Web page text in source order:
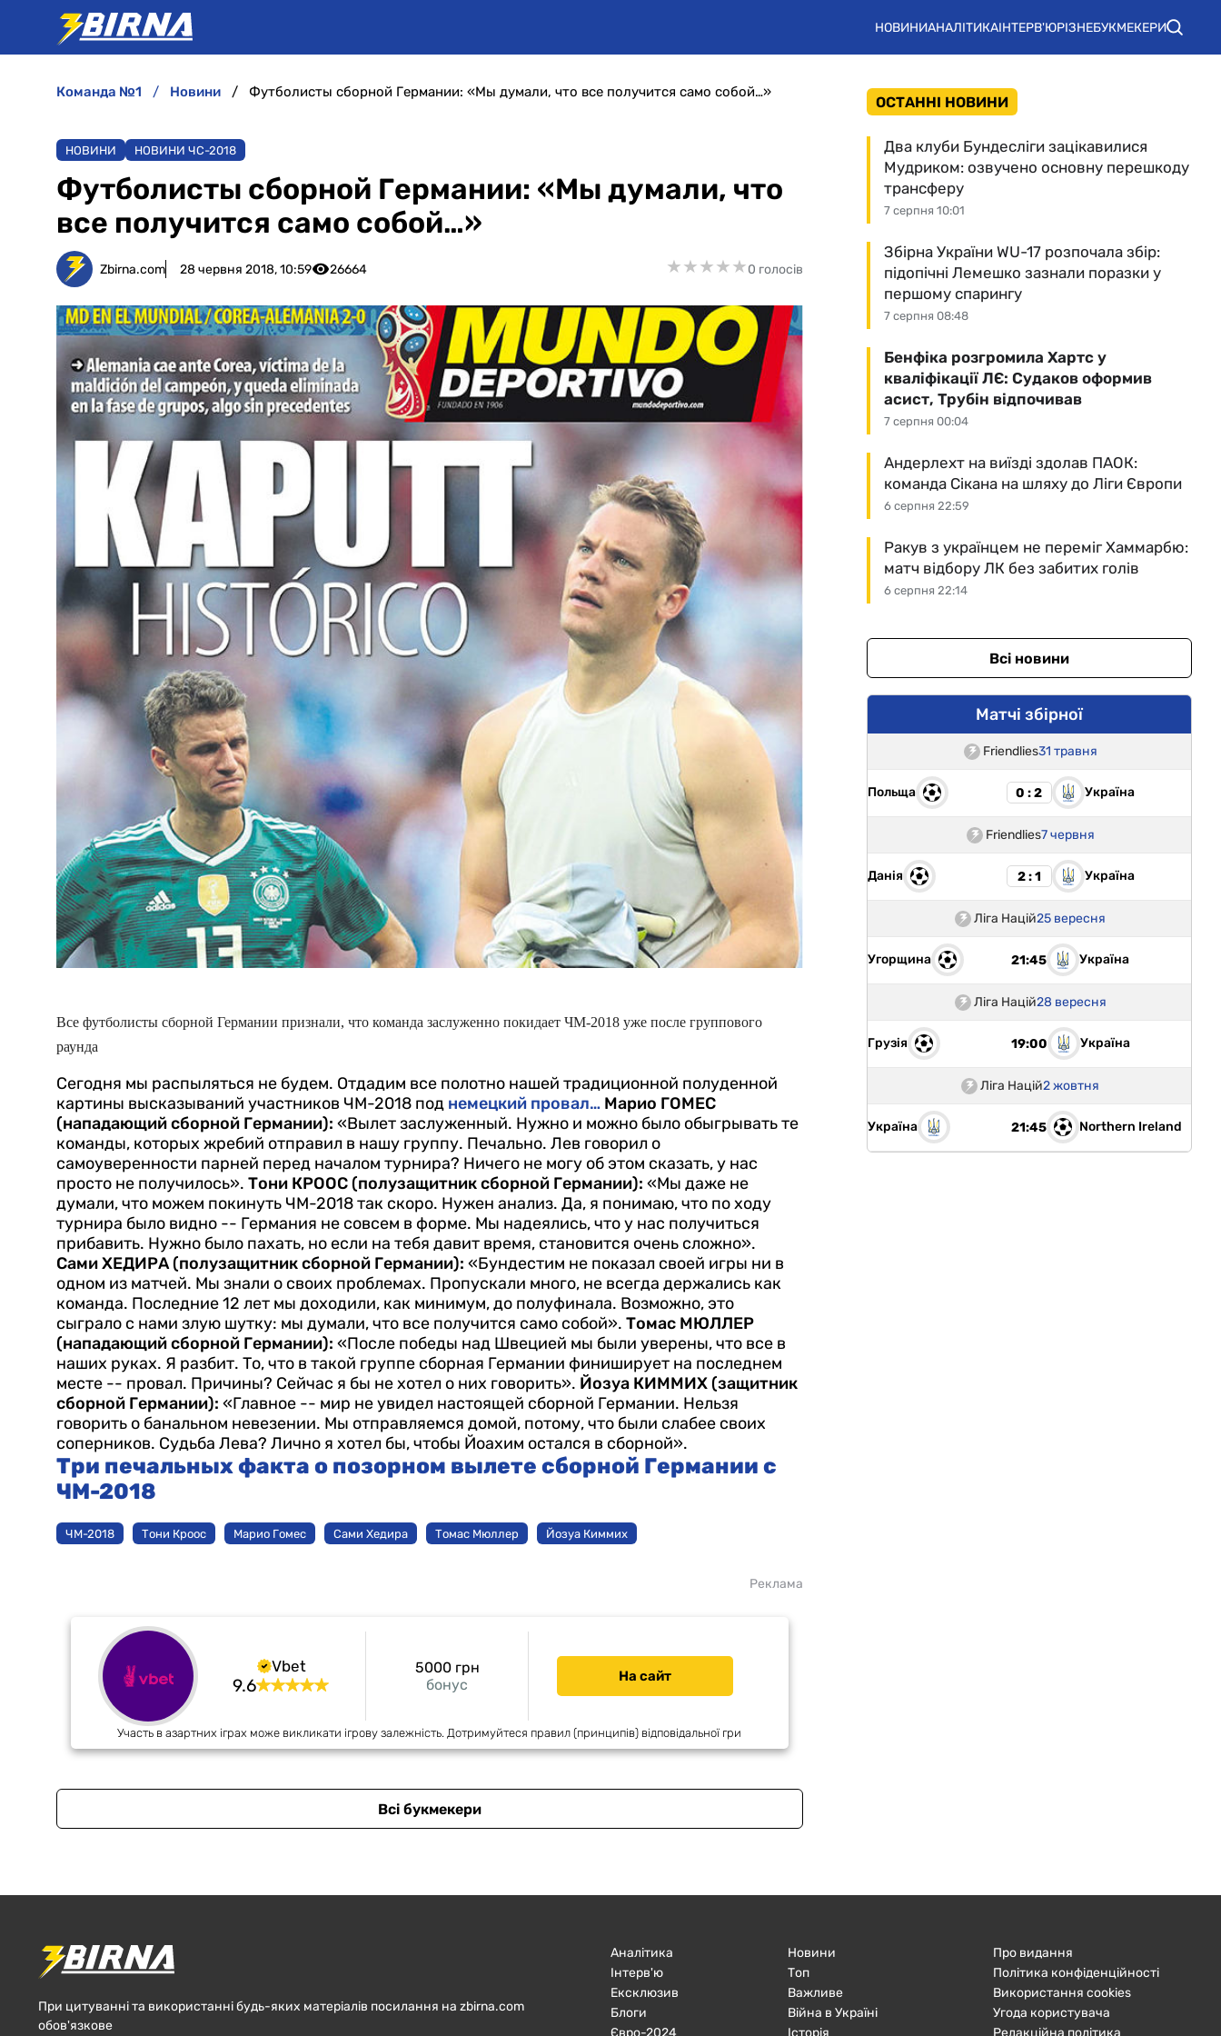
НОВИНИАНАЛІТИКАІНТЕРВ'ЮРІЗНЕБУКМЕКЕРИ
команда №1 новини Футболисты сборной Германии: «Мы думали, что все получится само собой…»
НОВИНИ НОВИНИ ЧС-2018
Футболисты сборной Германии: «Мы думали, что
все получится само собой…»
Zbirna.com 28 червня 2018, 10:59 26664 ★★★★★
★★★★★0 голосів
Все футболисты сборной Германии признали, что команда заслуженно покидает ЧМ-2018 уже после группового
раунда
Сегодня мы распыляться не будем. Отдадим все полотно нашей традиционной полуденной
картины высказываний участников ЧМ-2018 под немецкий провал… Марио ГОМЕС
(нападающий сборной Германии): «Вылет заслуженный. Нужно и можно было обыгрывать те
команды, которых жребий отправил в нашу группу. Печально. Лев говорил о
самоуверенности парней перед началом турнира? Ничего не могу об этом сказать, у нас
просто не получилось». Тони КРООС (полузащитник сборной Германии): «Мы даже не
думали, что можем покинуть ЧМ-2018 так скоро. Нужен анализ. Да, я понимаю, что по ходу
турнира было видно -- Германия не совсем в форме. Мы надеялись, что у нас получиться
прибавить. Нужно было пахать, но если на тебя давит время, становится очень сложно».
Сами ХЕДИРА (полузащитник сборной Германии): «Бундестим не показал своей игры ни в
одном из матчей. Мы знали о своих проблемах. Пропускали много, не всегда держались как
команда. Последние 12 лет мы доходили, как минимум, до полуфинала. Возможно, это
сыграло с нами злую шутку: мы думали, что все получится само собой». Томас МЮЛЛЕР
(нападающий сборной Германии): «После победы над Швецией мы были уверены, что все в
наших руках. Я разбит. То, что в такой группе сборная Германии финиширует на последнем
месте -- провал. Причины? Сейчас я бы не хотел о них говорить». Йозуа КИММИХ (защитник
сборной Германии): «Главное -- мир не увидел настоящей сборной Германии. Нельзя
говорить о банальном невезении. Мы отправляемся домой, потому, что были слабее своих
соперников. Судьба Лева? Лично я хотел бы, чтобы Йоахим остался в сборной».
Три печальных факта о позорном вылете сборной Германии с
ЧМ-2018
ЧМ-2018 Тони Кроос Марио Гомес Сами Хедира Томас Мюллер Йозуа Киммих
Реклама
Vbet
9.6 бонус
5000 грн На сайт
Участь в азартних іграх може викликати ігрову залежність. Дотримуйтеся правил (принципів) відповідальної гри
Всі букмекери
ОСТАННІ НОВИНИ
7 серпня 10:01
Два клуби Бундесліги зацікавилися
Мудриком: озвучено основну перешкоду
трансферу
7 серпня 08:48
Збірна України WU-17 розпочала збір:
підопічні Лемешко зазнали поразки у
першому спарингу
7 серпня 00:04
Бенфіка розгромила Хартс у
кваліфікації ЛЄ: Судаков оформив
асист, Трубін відпочивав
6 серпня 22:59
Андерлехт на виїзді здолав ПАОК:
команда Сікана на шляху до Ліги Європи
6 серпня 22:14
Ракув з українцем не переміг Хаммарбю:
матч відбору ЛК без забитих голів
Всі новини
Матчі збірної
Friendlies31 травня
Польща 0 : 2 Україна
Friendlies7 червня
Данія 2 : 1 Україна
Ліга Націй25 вересня
Угорщина 21:45 Україна
Ліга Націй28 вересня
Грузія 19:00 Україна
Ліга Націй2 жовтня
Україна 21:45 Northern Ireland
При цитуванні та використанні будь-яких матеріалів посилання на zbirna.com
обов'язкове
Аналітика
Інтерв'ю
Ексклюзив
Блоги
Новини
Топ
Важливе
Війна в Україні
Про видання
Політика конфіденційності
Використання cookies
Угода користувача